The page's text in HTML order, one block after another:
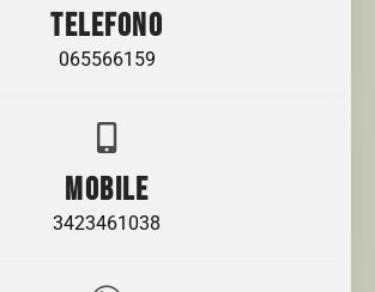
TELEFONO
065566159
MOBILE
3423461038